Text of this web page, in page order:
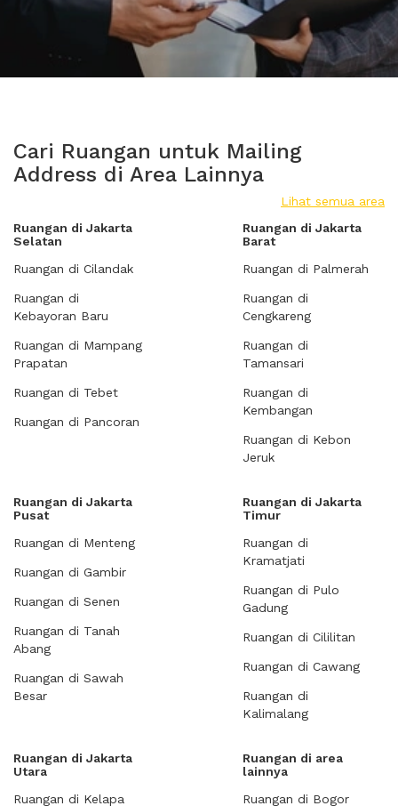
Cari Ruangan untuk Mailing
Address di Area Lainnya
Lihat semua area
Ruangan di Jakarta
Selatan
Ruangan di Cilandak
Ruangan di
Kebayoran Baru
Ruangan di Mampang
Prapatan
Ruangan di Tebet
Ruangan di Pancoran
Ruangan di Jakarta
Barat
Ruangan di Palmerah
Ruangan di
Cengkareng
Ruangan di
Tamansari
Ruangan di
Kembangan
Ruangan di Kebon
Jeruk
Ruangan di Jakarta
Pusat
Ruangan di Menteng
Ruangan di Gambir
Ruangan di Senen
Ruangan di Tanah
Abang
Ruangan di Sawah
Besar
Ruangan di Jakarta
Timur
Ruangan di
Kramatjati
Ruangan di Pulo
Gadung
Ruangan di Cililitan
Ruangan di Cawang
Ruangan di
Kalimalang
Ruangan di Jakarta
Utara
Ruangan di Kelapa
Ruangan di area
lainnya
Ruangan di Bogor